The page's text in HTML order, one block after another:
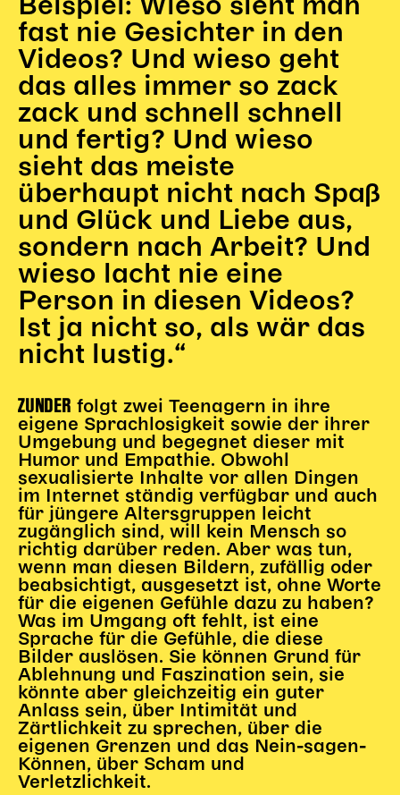
Wem gehört die Bühne?
House of Hybrid Rebels
HAUS
Über Uns
Unser Blog
Team
Künstler*innen 2025/26
Bühnen + Studios
Leitlinien
Kulturpatenschaft
Partner*innen
20 Jahre Dschungel Wien
Karten + Preise
Anfahrt
Vermietung
Café
Newsletter
SPENDEN + FÖRDERN
Translate to English
SUCHESuchbegriffe
Suchen
Beispiel: Wieso sieht man
fast nie Gesichter in den
Videos? Und wieso geht
das alles immer so zack
zack und schnell schnell
und fertig? Und wieso
sieht das meiste
überhaupt nicht nach Spaß
und Glück und Liebe aus,
sondern nach Arbeit? Und
wieso lacht nie eine
Person in diesen Videos?
Ist ja nicht so, als wär das
nicht lustig.“
ZUNDER folgt zwei Teenagern in ihre
eigene Sprachlosigkeit sowie der ihrer
Umgebung und begegnet dieser mit
Humor und Empathie. Obwohl
sexualisierte Inhalte vor allen Dingen
im Internet ständig verfügbar und auch
für jüngere Altersgruppen leicht
zugänglich sind, will kein Mensch so
richtig darüber reden. Aber was tun,
wenn man diesen Bildern, zufällig oder
beabsichtigt, ausgesetzt ist, ohne Worte
für die eigenen Gefühle dazu zu haben?
Was im Umgang oft fehlt, ist eine
Sprache für die Gefühle, die diese
Bilder auslösen. Sie können Grund für
Ablehnung und Faszination sein, sie
könnte aber gleichzeitig ein guter
Anlass sein, über Intimität und
Zärtlichkeit zu sprechen, über die
eigenen Grenzen und das Nein-sagen-
Können, über Scham und
Verletzlichkeit.